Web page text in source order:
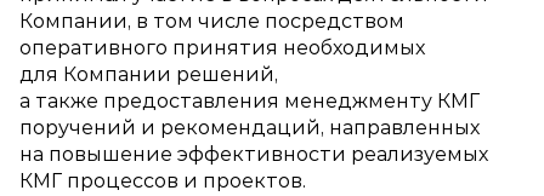
Компании, в том числе посредством
оперативного принятия необходимых
для Компании решений,
а также предоставления менеджменту КМГ
поручений и рекомендаций, направленных
на повышение эффективности реализуемых
КМГ процессов и проектов.